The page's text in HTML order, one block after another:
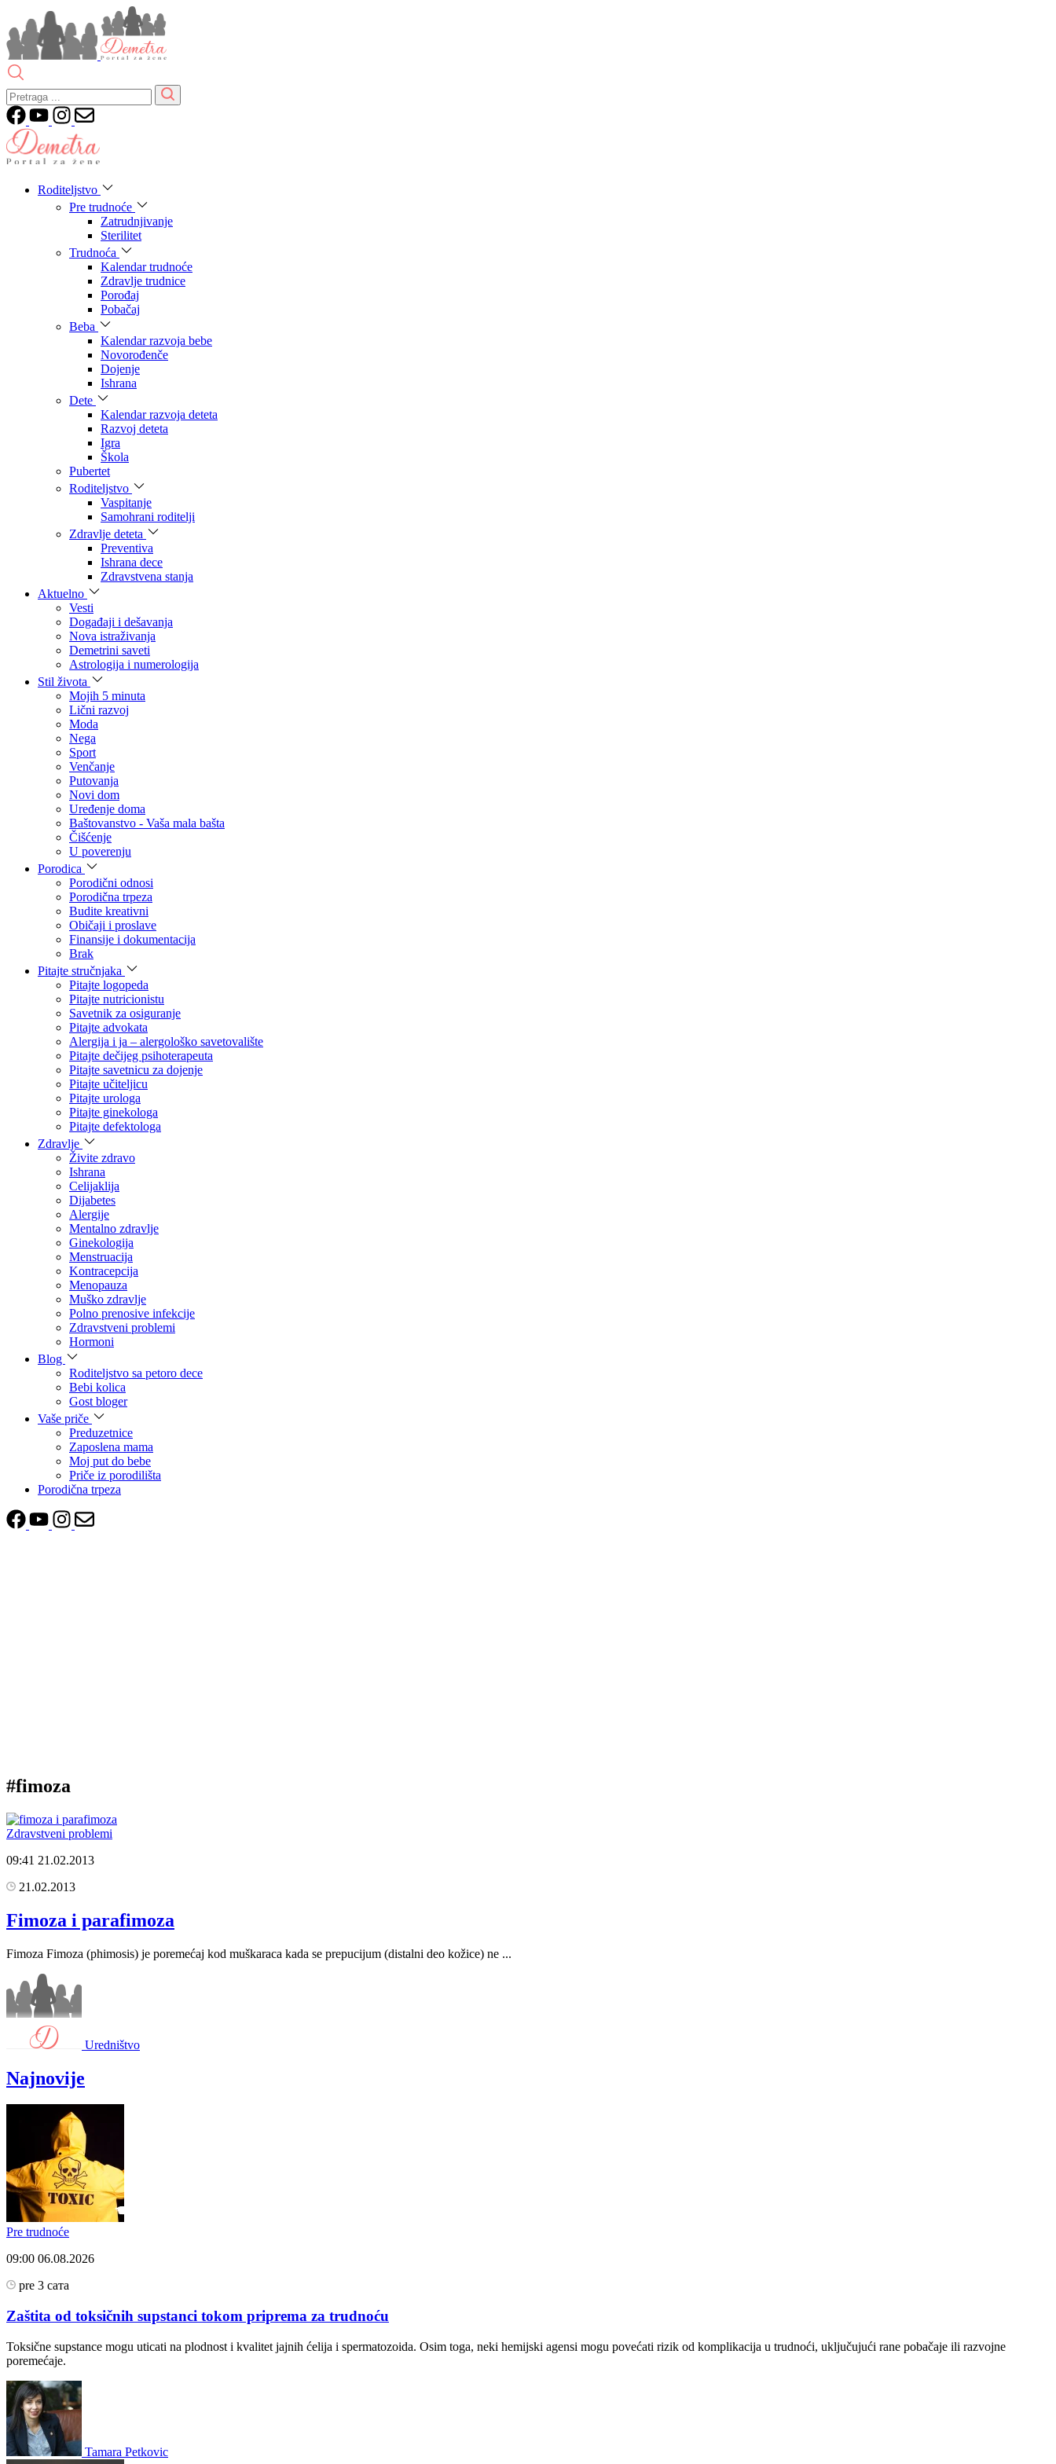
Roditeljstvo
Pre trudnoće
Zatrudnjivanje
Sterilitet
Trudnoća
Kalendar trudnoće
Zdravlje trudnice
Porođaj
Pobačaj
Beba
Kalendar razvoja bebe
Novorođenče
Dojenje
Ishrana
Dete
Kalendar razvoja deteta
Razvoj deteta
Igra
Škola
Pubertet
Roditeljstvo
Vaspitanje
Samohrani roditelji
Zdravlje deteta
Preventiva
Ishrana dece
Zdravstvena stanja
Aktuelno
Vesti
Događaji i dešavanja
Nova istraživanja
Demetrini saveti
Astrologija i numerologija
Stil života
Mojih 5 minuta
Lični razvoj
Moda
Nega
Sport
Venčanje
Putovanja
Novi dom
Uređenje doma
Baštovanstvo - Vaša mala bašta
Čišćenje
U poverenju
Porodica
Porodični odnosi
Porodična trpeza
Budite kreativni
Običaji i proslave
Finansije i dokumentacija
Brak
Pitajte stručnjaka
Pitajte logopeda
Pitajte nutricionistu
Savetnik za osiguranje
Pitajte advokata
Alergija i ja – alergološko savetovalište
Pitajte dečijeg psihoterapeuta
Pitajte savetnicu za dojenje
Pitajte učiteljicu
Pitajte urologa
Pitajte ginekologa
Pitajte defektologa
Zdravlje
Živite zdravo
Ishrana
Celijaklija
Dijabetes
Alergije
Mentalno zdravlje
Ginekologija
Menstruacija
Kontracepcija
Menopauza
Muško zdravlje
Polno prenosive infekcije
Zdravstveni problemi
Hormoni
Blog
Roditeljstvo sa petoro dece
Bebi kolica
Gost bloger
Vaše priče
Preduzetnice
Zaposlena mama
Moj put do bebe
Priče iz porodilišta
Porodična trpeza
#fimoza
Zdravstveni problemi
09:41 21.02.2013
21.02.2013
Fimoza i parafimoza
Fimoza Fimoza (phimosis) je poremećaj kod muškaraca kada se prepucijum (distalni deo kožice) ne ...
Uredništvo
Najnovije
Pre trudnoće
09:00 06.08.2026
pre 3 сата
Zaštita od toksičnih supstanci tokom priprema za trudnoću
Toksične supstance mogu uticati na plodnost i kvalitet jajnih ćelija i spermatozoida. Osim toga, neki hemijski agensi mogu povećati rizik od komplikacija u trudnoći, uključujući rane pobačaje ili razvojne
poremećaje.
Tamara Petkovic